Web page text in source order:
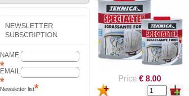
NEWSLETTER
SUBSCRIPTION
NAME
EMAIL
Newsletter list
Price € 8.00